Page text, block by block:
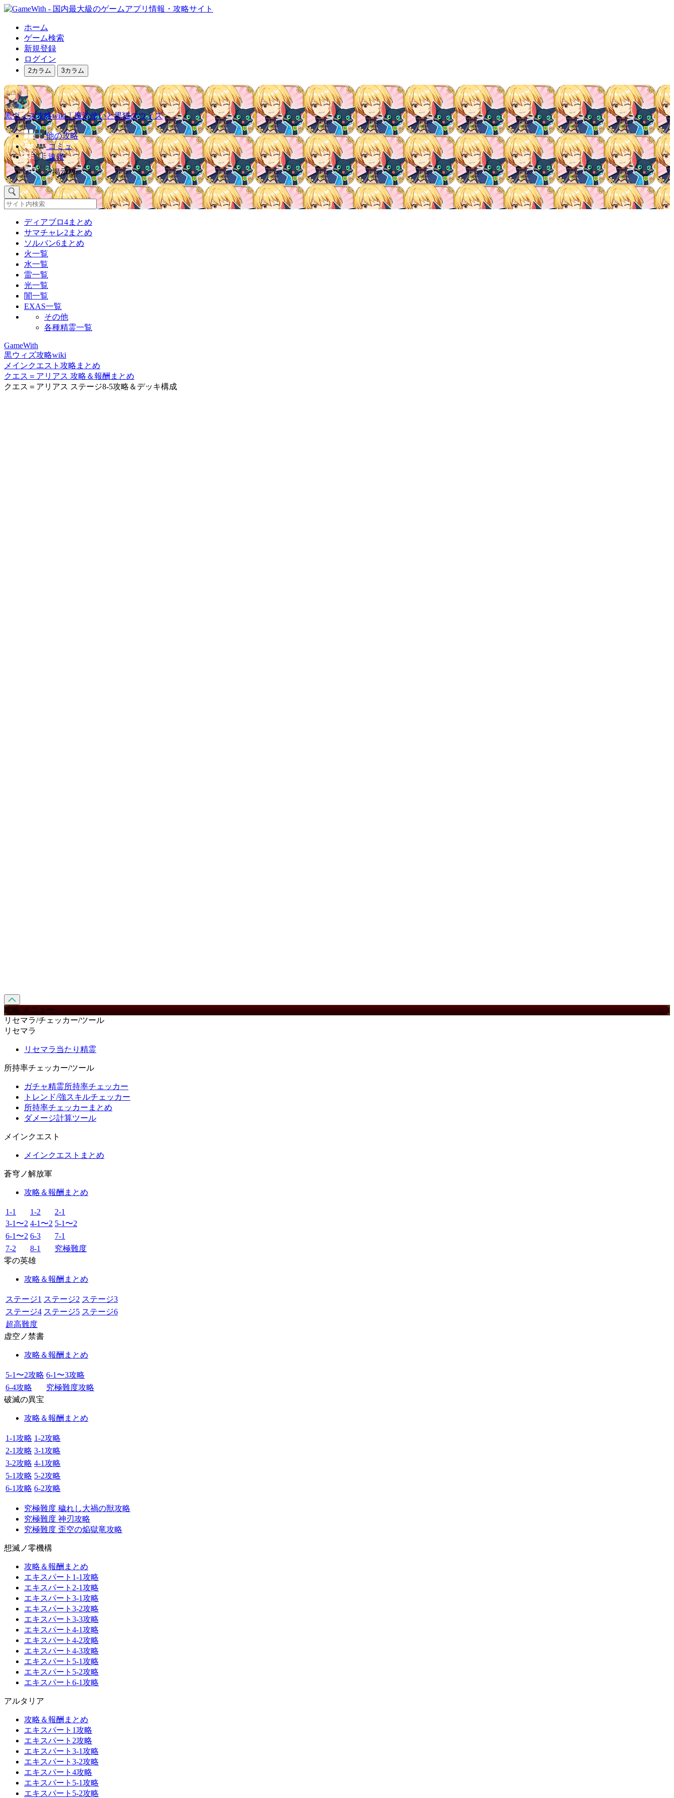
ホーム
ゲーム検索
新規登録
ログイン
2カラム 3カラム
黒ウィズ攻略wiki｜魔法使いと黒猫のウィズ
他の攻略
コミュ
速報
掲示板
ディアブロ4まとめ
サマチャレ2まとめ
ソルバン6まとめ
火一覧
水一覧
雷一覧
光一覧
闇一覧
EXAS一覧
その他
各種精霊一覧
GameWith
黒ウィズ攻略wiki
メインクエスト攻略まとめ
クエス＝アリアス 攻略＆報酬まとめ
クエス＝アリアス ステージ8-5攻略＆デッキ構成
攻略 メニュー
リセマラ/チェッカー/ツール
リセマラ
リセマラ当たり精霊
所持率チェッカー/ツール
ガチャ精霊所持率チェッカー
トレンド/強スキルチェッカー
所持率チェッカーまとめ
ダメージ計算ツール
メインクエスト
メインクエストまとめ
蒼穹ノ解放軍
攻略＆報酬まとめ
1-1 1-2
2-1
3-1〜2 4-1〜2 5-1〜2
6-1〜2 6-3
7-1
7-2
8-1
究極難度
零の英雄
攻略＆報酬まとめ
ステージ1 ステージ2 ステージ3
ステージ4 ステージ5 ステージ6
超高難度
虚空ノ禁書
攻略＆報酬まとめ
5-1〜2攻略 6-1〜3攻略
6-4攻略
究極難度攻略
破滅の異宝
攻略＆報酬まとめ
1-1攻略 1-2攻略
2-1攻略 3-1攻略
3-2攻略 4-1攻略
5-1攻略 5-2攻略
6-1攻略 6-2攻略
究極難度 穢れし大禍の獣攻略
究極難度 神刃攻略
究極難度 歪空の焔獄竜攻略
想滅ノ零機構
攻略＆報酬まとめ
エキスパート1-1攻略
エキスパート2-1攻略
エキスパート3-1攻略
エキスパート3-2攻略
エキスパート3-3攻略
エキスパート4-1攻略
エキスパート4-2攻略
エキスパート4-3攻略
エキスパート5-1攻略
エキスパート5-2攻略
エキスパート6-1攻略
アルタリア
攻略＆報酬まとめ
エキスパート1攻略
エキスパート2攻略
エキスパート3-1攻略
エキスパート3-2攻略
エキスパート4攻略
エキスパート5-1攻略
エキスパート5-2攻略